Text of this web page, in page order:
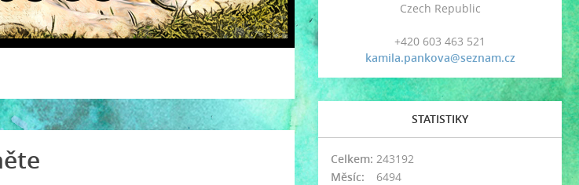
Czech Republic
+420 603 463 521
kamila.pankova@seznam.cz
STATISTIKY
Celkem: 243192
Měsíc:
6494